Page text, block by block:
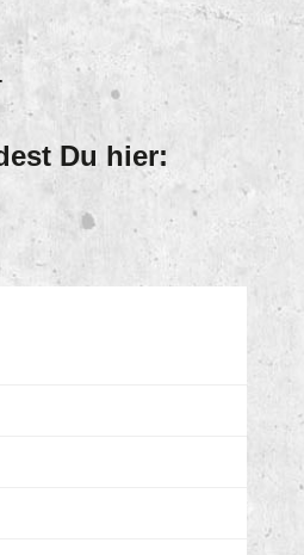
Du hier: